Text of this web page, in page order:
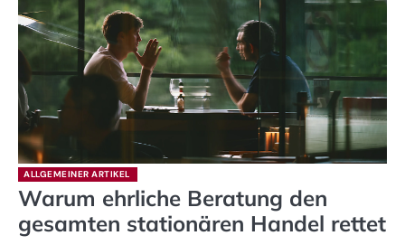
ALLGEMEINER ARTIKEL
Warum ehrliche Beratung den
gesamten stationären Handel rettet